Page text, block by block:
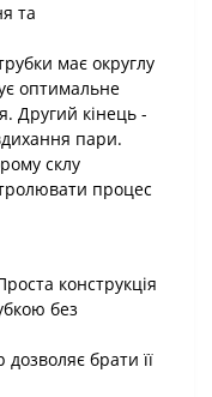
та
має округлу
оптимальне
Другий кінець -
пари.
склу
процес
конструкція
без
брати її